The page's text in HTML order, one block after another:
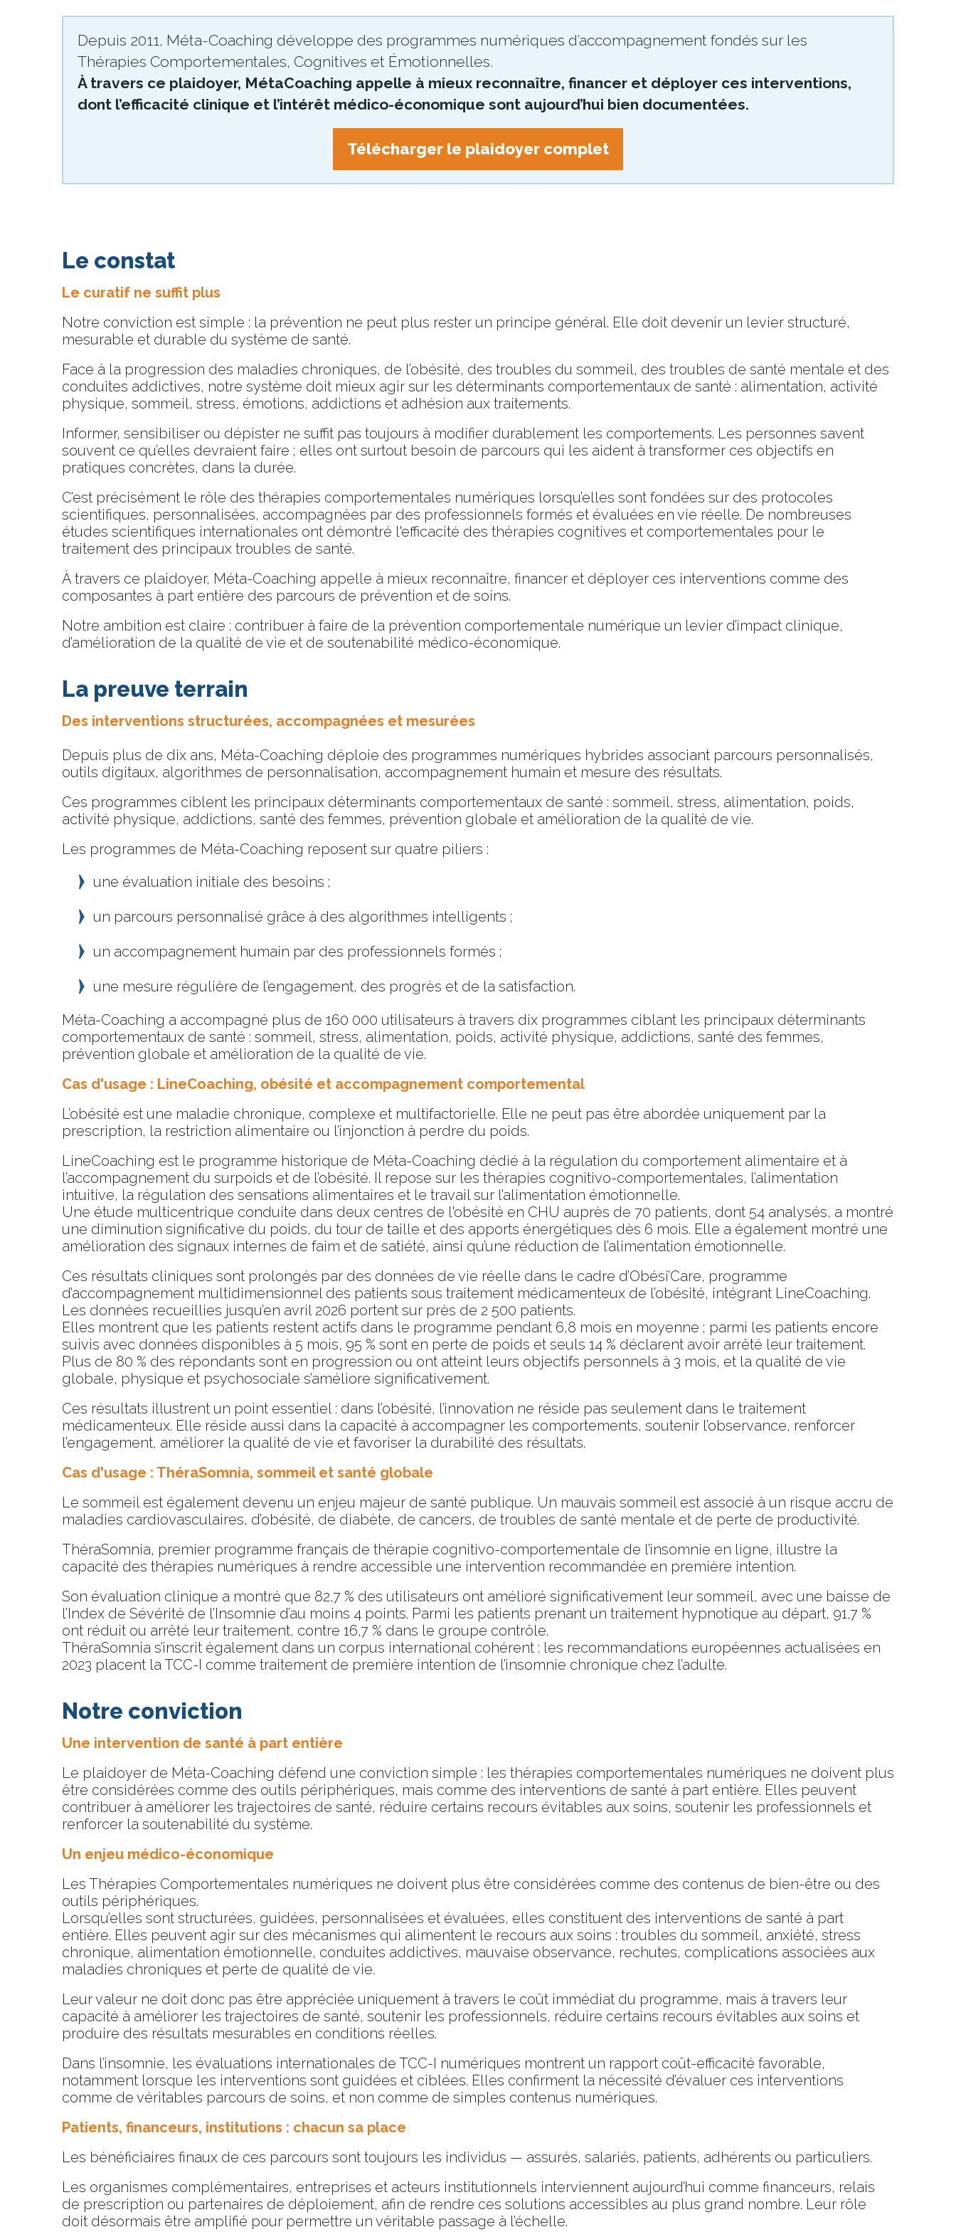
Depuis 2011, Méta-Coaching développe des programmes numériques d’accompagnement fondés sur les
Thérapies Comportementales, Cognitives et Émotionnelles.
À travers ce plaidoyer, MétaCoaching appelle à mieux reconnaître, financer et déployer ces interventions,
dont l’efficacité clinique et l’intérêt médico-économique sont aujourd’hui bien documentées.
Télécharger le plaidoyer complet
Le constat
Le curatif ne suffit plus
Notre conviction est simple : la prévention ne peut plus rester un principe général. Elle doit devenir un levier structuré,
mesurable et durable du système de santé.
Face à la progression des maladies chroniques, de l’obésité, des troubles du sommeil, des troubles de santé mentale et des
conduites addictives, notre système doit mieux agir sur les déterminants comportementaux de santé : alimentation, activité
physique, sommeil, stress, émotions, addictions et adhésion aux traitements.
Informer, sensibiliser ou dépister ne suffit pas toujours à modifier durablement les comportements. Les personnes savent
souvent ce qu’elles devraient faire ; elles ont surtout besoin de parcours qui les aident à transformer ces objectifs en
pratiques concrètes, dans la durée.
C’est précisément le rôle des thérapies comportementales numériques lorsqu’elles sont fondées sur des protocoles
scientifiques, personnalisées, accompagnées par des professionnels formés et évaluées en vie réelle. De nombreuses
études scientifiques internationales ont démontré l'efficacité des thérapies cognitives et comportementales pour le
traitement des principaux troubles de santé.
À travers ce plaidoyer, Méta-Coaching appelle à mieux reconnaître, financer et déployer ces interventions comme des
composantes à part entière des parcours de prévention et de soins.
Notre ambition est claire : contribuer à faire de la prévention comportementale numérique un levier d’impact clinique,
d’amélioration de la qualité de vie et de soutenabilité médico-économique.
La preuve terrain
Des interventions structurées, accompagnées et mesurées
Depuis plus de dix ans, Méta-Coaching déploie des programmes numériques hybrides associant parcours personnalisés,
outils digitaux, algorithmes de personnalisation, accompagnement humain et mesure des résultats.
Ces programmes ciblent les principaux déterminants comportementaux de santé : sommeil, stress, alimentation, poids,
activité physique, addictions, santé des femmes, prévention globale et amélioration de la qualité de vie.
Les programmes de Méta-Coaching reposent sur quatre piliers :
une évaluation initiale des besoins ;
un parcours personnalisé grâce à des algorithmes intelligents ;
un accompagnement humain par des professionnels formés ;
une mesure régulière de l’engagement, des progrès et de la satisfaction.
Méta-Coaching a accompagné plus de 160 000 utilisateurs à travers dix programmes ciblant les principaux déterminants
comportementaux de santé : sommeil, stress, alimentation, poids, activité physique, addictions, santé des femmes,
prévention globale et amélioration de la qualité de vie.
Cas d'usage : LineCoaching, obésité et accompagnement comportemental
L’obésité est une maladie chronique, complexe et multifactorielle. Elle ne peut pas être abordée uniquement par la
prescription, la restriction alimentaire ou l’injonction à perdre du poids.
LineCoaching est le programme historique de Méta-Coaching dédié à la régulation du comportement alimentaire et à
l’accompagnement du surpoids et de l’obésité. Il repose sur les thérapies cognitivo-comportementales, l’alimentation
intuitive, la régulation des sensations alimentaires et le travail sur l’alimentation émotionnelle.
Une étude multicentrique conduite dans deux centres de l'obésité en CHU auprès de 70 patients, dont 54 analysés, a montré
une diminution significative du poids, du tour de taille et des apports énergétiques dès 6 mois. Elle a également montré une
amélioration des signaux internes de faim et de satiété, ainsi qu’une réduction de l’alimentation émotionnelle.
Ces résultats cliniques sont prolongés par des données de vie réelle dans le cadre d’Obési’Care, programme
d’accompagnement multidimensionnel des patients sous traitement médicamenteux de l’obésité, intégrant LineCoaching.
Les données recueillies jusqu’en avril 2026 portent sur près de 2 500 patients.
Elles montrent que les patients restent actifs dans le programme pendant 6,8 mois en moyenne ; parmi les patients encore
suivis avec données disponibles à 5 mois, 95 % sont en perte de poids et seuls 14 % déclarent avoir arrêté leur traitement.
Plus de 80 % des répondants sont en progression ou ont atteint leurs objectifs personnels à 3 mois, et la qualité de vie
globale, physique et psychosociale s’améliore significativement.
Ces résultats illustrent un point essentiel : dans l’obésité, l’innovation ne réside pas seulement dans le traitement
médicamenteux. Elle réside aussi dans la capacité à accompagner les comportements, soutenir l’observance, renforcer
l’engagement, améliorer la qualité de vie et favoriser la durabilité des résultats.
Cas d'usage : ThéraSomnia, sommeil et santé globale
Le sommeil est également devenu un enjeu majeur de santé publique. Un mauvais sommeil est associé à un risque accru de
maladies cardiovasculaires, d’obésité, de diabète, de cancers, de troubles de santé mentale et de perte de productivité.
ThéraSomnia, premier programme français de thérapie cognitivo-comportementale de l’insomnie en ligne, illustre la
capacité des thérapies numériques à rendre accessible une intervention recommandée en première intention.
Son évaluation clinique a montré que 82,7 % des utilisateurs ont amélioré significativement leur sommeil, avec une baisse de
l’Index de Sévérité de l’Insomnie d’au moins 4 points. Parmi les patients prenant un traitement hypnotique au départ, 91,7 %
ont réduit ou arrêté leur traitement, contre 16,7 % dans le groupe contrôle.
ThéraSomnia s’inscrit également dans un corpus international cohérent : les recommandations européennes actualisées en
2023 placent la TCC-I comme traitement de première intention de l’insomnie chronique chez l’adulte.
Notre conviction
Une intervention de santé à part entière
Le plaidoyer de Méta-Coaching défend une conviction simple : les thérapies comportementales numériques ne doivent plus
être considérées comme des outils périphériques, mais comme des interventions de santé à part entière. Elles peuvent
contribuer à améliorer les trajectoires de santé, réduire certains recours évitables aux soins, soutenir les professionnels et
renforcer la soutenabilité du système.
Un enjeu médico-économique
Les Thérapies Comportementales numériques ne doivent plus être considérées comme des contenus de bien-être ou des
outils périphériques.
Lorsqu’elles sont structurées, guidées, personnalisées et évaluées, elles constituent des interventions de santé à part
entière. Elles peuvent agir sur des mécanismes qui alimentent le recours aux soins : troubles du sommeil, anxiété, stress
chronique, alimentation émotionnelle, conduites addictives, mauvaise observance, rechutes, complications associées aux
maladies chroniques et perte de qualité de vie.
Leur valeur ne doit donc pas être appréciée uniquement à travers le coût immédiat du programme, mais à travers leur
capacité à améliorer les trajectoires de santé, soutenir les professionnels, réduire certains recours évitables aux soins et
produire des résultats mesurables en conditions réelles.
Dans l’insomnie, les évaluations internationales de TCC-I numériques montrent un rapport coût-efficacité favorable,
notamment lorsque les interventions sont guidées et ciblées. Elles confirment la nécessité d’évaluer ces interventions
comme de véritables parcours de soins, et non comme de simples contenus numériques.
Patients, financeurs, institutions : chacun sa place
Les bénéficiaires finaux de ces parcours sont toujours les individus — assurés, salariés, patients, adhérents ou particuliers.
Les organismes complémentaires, entreprises et acteurs institutionnels interviennent aujourd’hui comme financeurs, relais
de prescription ou partenaires de déploiement, afin de rendre ces solutions accessibles au plus grand nombre. Leur rôle
doit désormais être amplifié pour permettre un véritable passage à l’échelle.